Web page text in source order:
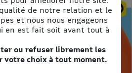
de notre relation et le
et nous nous engageons
en est fait soit avant tout à
ou refuser librement les
votre choix à tout moment.